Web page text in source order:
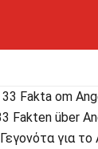
Fakta om
Fakten über
για το